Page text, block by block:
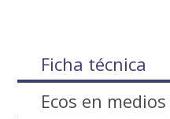
Ficha técnica
Ecos en medios